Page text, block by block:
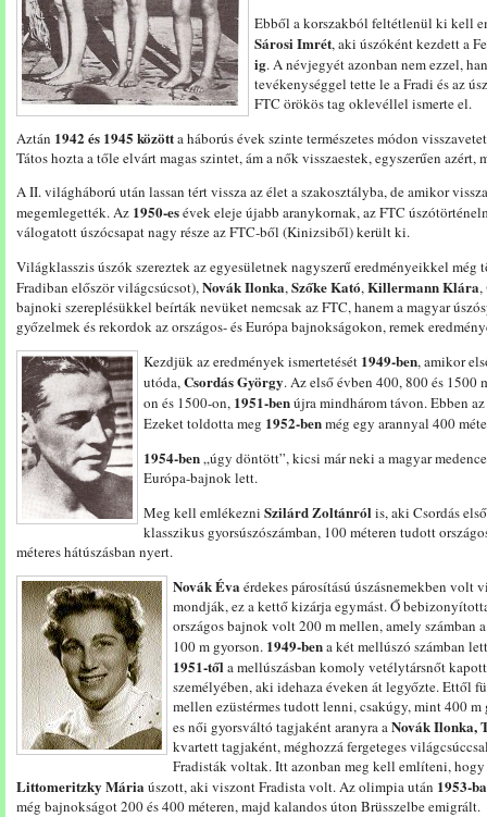
Ebből a korszakból feltétlenül ki kell
Sárosi Imrét, aki úszóként kezdett a
ig. A névjegyét azonban nem ezzel,
tevékenységgel tette le a Fradi és az
FTC örökös tag oklevéllel ismerte el.
Aztán 1942 és 1945 közötta háborús évek szinte természetes módon
Tátos hozta a tőle elvárt magas szintet, ám a nők visszaestek, egyszerűen azért,
A II. világháború után lassan tért vissza az élet a szakosztályba, de amikor
megemlegették. Az 1950-esévek eleje újabb aranykornak, az FTC
válogatott úszócsapat nagy része az FTC-ből (Kinizsiből) került ki.
Világklasszis úszók szereztek az egyesületnek nagyszerű eredményeikkel
Fradiban először világcsúcsot),Novák Ilonka,Szőke Kató,Killermann Klára,
bajnoki szereplésükkel beírták nevüket nemcsak az FTC, hanem a magyar
győzelmek és rekordok az országos- és Európa bajnokságokon, remek
Kezdjük az eredmények ismertetését 1949-ben, amikor
utóda,Csordás György. Az első évben 400, 800 és 1500
on és 1500-on, 1951-benújra mindhárom távon. Ebben
Ezeket toldotta meg 1952-benmég egy arannyal 400
1954-ben„úgy döntött”, kicsi már neki a magyar
Európa-bajnok lett.
Meg kell emlékezni Szilárd Zoltánrólis, aki Csordás
klasszikus gyorsúszószámban, 100 méteren tudott
méteres hátúszásban nyert.
Novák Éva érdekes párosítású úszásnemekben volt
mondják, ez a kettő kizárja egymást. Ő
országos bajnok volt 200 m mellen, amely
100 m gyorson. 1949-bena két mellúszó számban
1951-tőla mellúszásban komoly vetélytársnőt
személyében, aki idehaza éveken át legyőzte. Ettől
mellen ezüstérmes tudott lenni, csakúgy, mint 400
es női gyorsváltó tagjaként aranyra aNovák Ilonka,
kvartett tagjaként, méghozzá fergeteges
Fradisták voltak. Itt azonban meg kell említeni,
Littomeritzky Mária úszott, aki viszont Fradista volt. Az olimpia után 1953-
még bajnokságot 200 és 400 méteren, majd kalandos úton Brüsszelbe emigrált.